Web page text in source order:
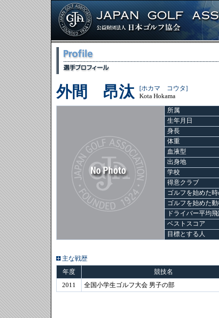
外間 昂汰
[ホカマ コウタ]
Kota Hokama
所属
生年月日
身長
体重
血液型
出身地
学校
得意クラブ
ゴルフを始めた
ゴルフを始めた
ドライバー平均
ベストスコア
目標とする人
主な戦歴
年度
競技名
2011
全国小学生ゴルフ大会 男子の部